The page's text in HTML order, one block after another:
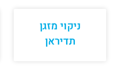
ניקוי מזגן
תדיראן